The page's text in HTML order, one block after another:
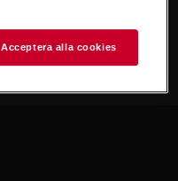
Acceptera alla cookies